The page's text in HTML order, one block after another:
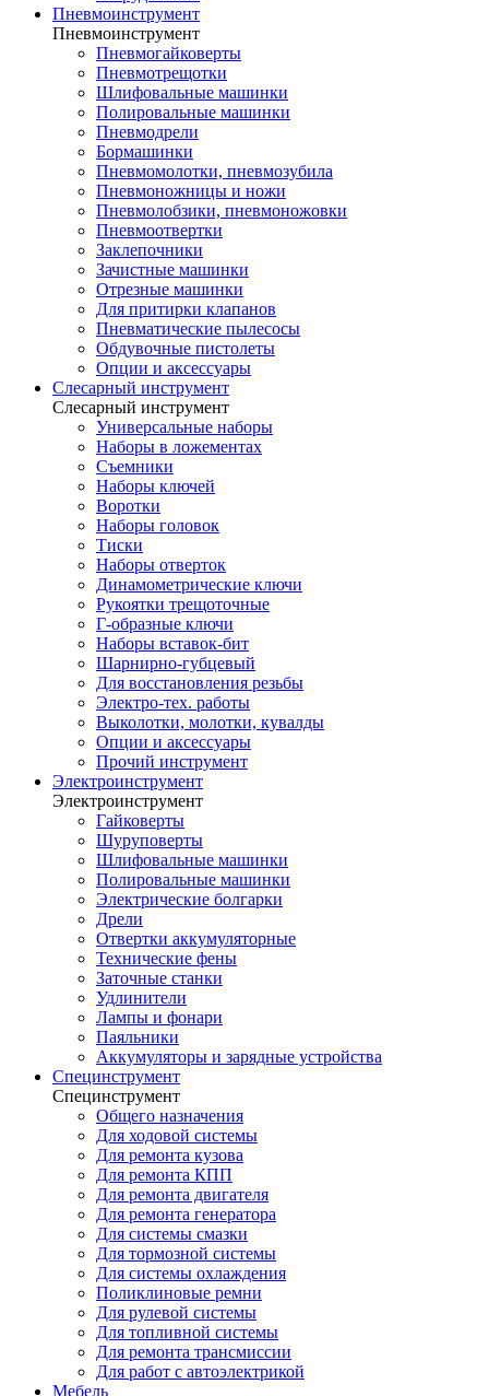
Пневмоинструмент
Пневмоинструмент
Пневмогайковерты
Пневмотрещотки
Шлифовальные машинки
Полировальные машинки
Пневмодрели
Бормашинки
Пневмомолотки, пневмозубила
Пневмоножницы и ножи
Пневмолобзики, пневмоножовки
Пневмоотвертки
Заклепочники
Зачистные машинки
Отрезные машинки
Для притирки клапанов
Пневматические пылесосы
Обдувочные пистолеты
Опции и аксессуары
Слесарный инструмент
Слесарный инструмент
Универсальные наборы
Наборы в ложементах
Съемники
Наборы ключей
Воротки
Наборы головок
Тиски
Наборы отверток
Динамометрические ключи
Рукоятки трещоточные
Г-образные ключи
Наборы вставок-бит
Шарнирно-губцевый
Для восстановления резьбы
Электро-тех. работы
Выколотки, молотки, кувалды
Опции и аксессуары
Прочий инструмент
Электроинструмент
Электроинструмент
Гайковерты
Шуруповерты
Шлифовальные машинки
Полировальные машинки
Электрические болгарки
Дрели
Отвертки аккумуляторные
Технические фены
Заточные станки
Удлинители
Лампы и фонари
Паяльники
Аккумуляторы и зарядные устройства
Специнструмент
Специнструмент
Общего назначения
Для ходовой системы
Для ремонта кузова
Для ремонта КПП
Для ремонта двигателя
Для ремонта генератора
Для системы смазки
Для тормозной системы
Для системы охлаждения
Поликлиновые ремни
Для рулевой системы
Для топливной системы
Для ремонта трансмиссии
Для работ с автоэлектрикой
Мебель